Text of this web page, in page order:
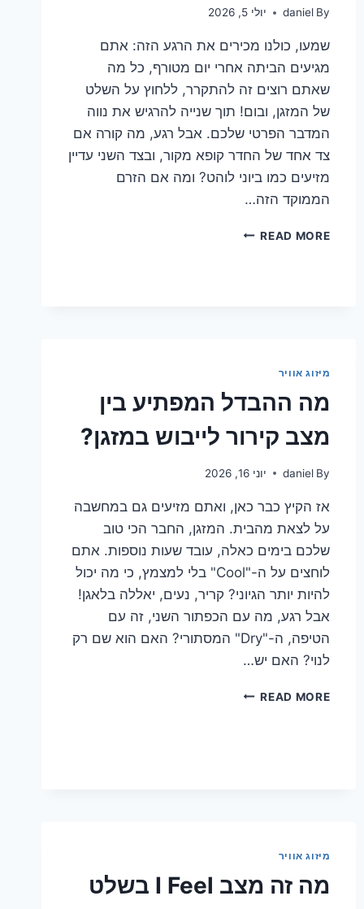
By
daniel יולי 5, 2026
שמעו, כולנו מכירים את הרגע הזה: אתם
מגיעים הביתה אחרי יום מטורף, כל מה
שאתם רוצים זה להתקרר, ללחוץ על השלט
של המזגן, ובום! תוך שנייה להרגיש את נווה
המדבר הפרטי שלכם. אבל רגע, מה קורה אם
צד אחד של החדר קופא מקור, ובצד השני עדיין
מזיעים כמו ביוני לוהט? ומה אם הזרם
הממוקד הזה…
READ MOREגלה
מיזוג אוויר
מה ההבדל המפתיע בין
מצב קירור לייבוש במזגן?
By
daniel יוני 16, 2026
אז הקיץ כבר כאן, ואתם מזיעים גם במחשבה
על לצאת מהבית. המזגן, החבר הכי טוב
שלכם בימים כאלה, עובד שעות נוספות. אתם
לוחצים על ה-"Cool" בלי למצמץ, כי מה יכול
להיות יותר הגיוני? קריר, נעים, יאללה בלאגן!
אבל רגע, מה עם הכפתור השני, זה עם
הטיפה, ה-"Dry" המסתורי? האם הוא שם רק
לנוי? האם יש…
READ MOREמה
מיזוג אוויר
מה זה מצב I Feel בשלט